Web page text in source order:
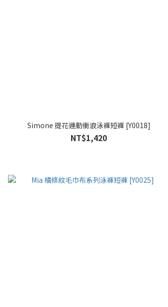
Simone 提花運動衝浪泳褲短褲 [Y0018]
NT$1,420